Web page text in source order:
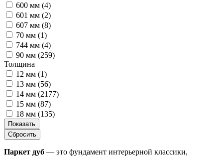
600 мм (4)
601 мм (2)
607 мм (8)
70 мм (1)
744 мм (4)
90 мм (259)
Толщина
12 мм (1)
13 мм (56)
14 мм (2177)
15 мм (87)
18 мм (135)
Показать
Сбросить
Паркет дуб — это фундамент интерьерной классики,